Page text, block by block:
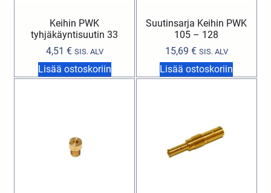
Keihin PWK
tyhjäkäyntisuutin 33
4,51 € SIS. ALV
Lisää ostoskoriin
Suutinsarja Keihin PWK
105 – 128
15,69 € SIS. ALV
Lisää ostoskoriin